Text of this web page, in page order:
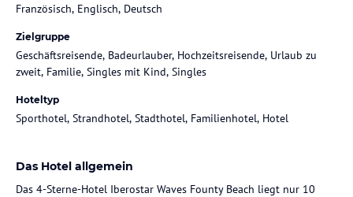
Französisch, Englisch, Deutsch
Zielgruppe
Geschäftsreisende, Badeurlauber, Hochzeitsreisende, Urlaub zu
zweit, Familie, Singles mit Kind, Singles
Hoteltyp
Sporthotel, Strandhotel, Stadthotel, Familienhotel, Hotel
Das Hotel allgemein
Das 4-Sterne-Hotel Iberostar Waves Founty Beach liegt nur 10